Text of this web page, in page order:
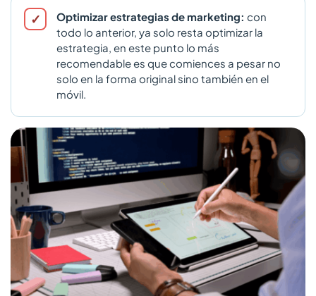
Optimizar estrategias de marketing: con
todo lo anterior, ya solo resta optimizar la
estrategia, en este punto lo más
recomendable es que comiences a pesar no
solo en la forma original sino también en el
móvil.